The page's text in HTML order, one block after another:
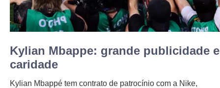
Kylian Mbappe: grande publicidade e
caridade
Kylian Mbappé tem contrato de patrocínio com a Nike,